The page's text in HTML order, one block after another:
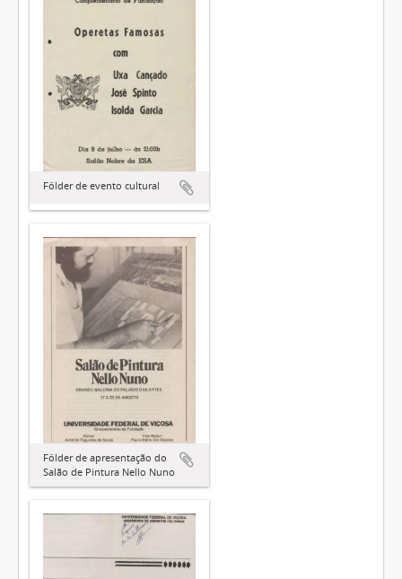
Fôlder de evento cultural
Fôlder de apresentação do
Salão de Pintura Nello Nuno